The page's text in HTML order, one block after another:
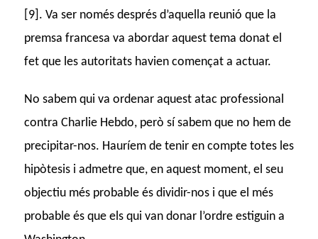
[9]. Va ser només després d’aquella reunió que la
premsa francesa va abordar aquest tema donat el
fet que les autoritats havien començat a actuar.
No sabem qui va ordenar aquest atac professional
contra Charlie Hebdo, però sí sabem que no hem de
precipitar-nos. Hauríem de tenir en compte totes les
hipòtesis i admetre que, en aquest moment, el seu
objectiu més probable és dividir-nos i que el més
probable és que els qui van donar l’ordre estiguin a